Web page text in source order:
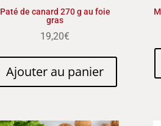
Paté de canard 270 g au foie
gras
19,20€
Ajouter au panier